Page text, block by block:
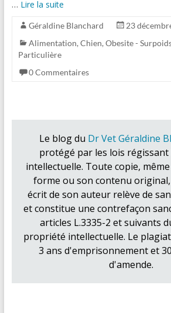
… Lire la suite
Géraldine Blanchard
23
Alimentation, Chien, Obesite -
Particulière
0 Commentaires
Le blog du Dr Vet Géraldine
protégé par les lois
intellectuelle. Toute copie,
forme ou son contenu original,
écrit de son auteur relève de
et constitue une contrefaçon
articles L.3335-2 et suivants
propriété intellectuelle. Le
3 ans d'emprisonnement et
d'amende.